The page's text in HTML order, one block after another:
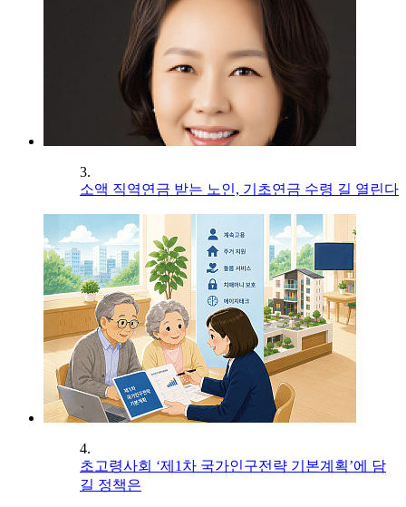
3.
소액 직역연금 받는 노인, 기초연금 수령 길 열린다
4.
초고령사회 ‘제1차 국가인구전략 기본계획’에 담
길 정책은